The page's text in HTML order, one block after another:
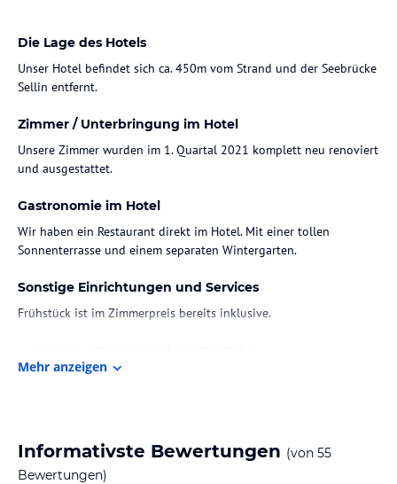
Die Lage des Hotels
Unser Hotel befindet sich ca. 450m vom Strand und der Seebrücke
Sellin entfernt.
Zimmer / Unterbringung im Hotel
Unsere Zimmer wurden im 1. Quartal 2021 komplett neu renoviert
und ausgestattet.
Gastronomie im Hotel
Wir haben ein Restaurant direkt im Hotel. Mit einer tollen
Sonnenterrasse und einem separaten Wintergarten.
Sonstige Einrichtungen und Services
Frühstück ist im Zimmerpreis bereits inklusive.
Hoteliers-/Veranstalter-/Kataloginformationen. Alle Angaben
Mehr anzeigen
Informativste Bewertungen (von 55
Bewertungen)